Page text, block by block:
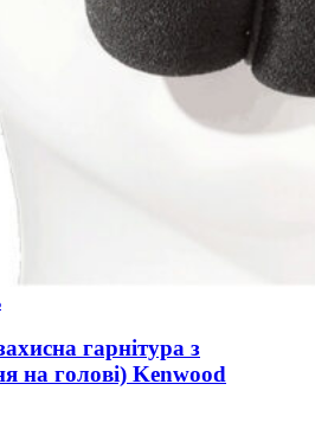
гарнітура з
на голові) Kenwood